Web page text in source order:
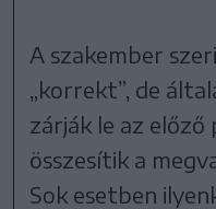
A szakember
„korrekt”, de
zárják le az
összesítik a
Sok esetben